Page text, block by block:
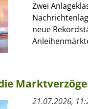
Zwei
neue
21.07.2026,